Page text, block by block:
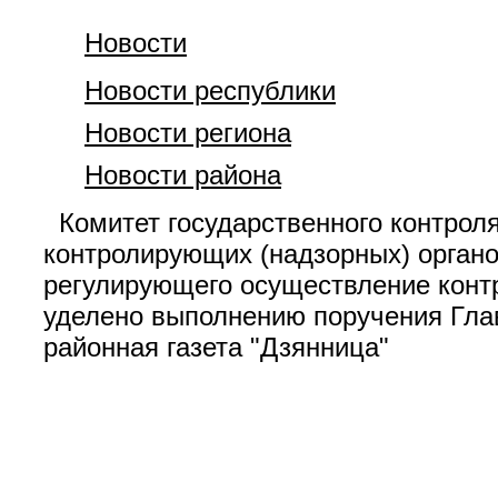
Новости
Новости республики
Новости региона
Новости района
Комитет государственного
контролирующих (надзорных)
регулирующего осуществление
уделено выполнению поручения
районная газета "Дзянница"